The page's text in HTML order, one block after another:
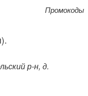
Промокоды
р-н, д.